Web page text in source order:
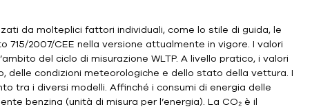
da molteplici fattori individuali, come lo stile di guida, le
2007/CEE nella versione attualmente in vigore. I valori
del ciclo di misurazione WLTP. A livello pratico, i valori
delle condizioni meteorologiche e dello stato della vettura. I
tra i diversi modelli. Affinché i consumi di energia delle
benzina (unità di misura per l’energia). La CO₂ è il